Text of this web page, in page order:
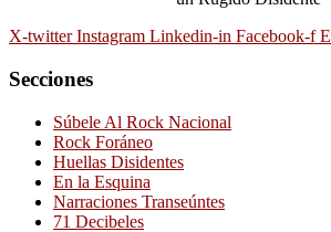
X-twitter Instagram Linkedin-in Facebook-f
Secciones
Súbele Al Rock Nacional
Rock Foráneo
Huellas Disidentes
En la Esquina
Narraciones Transeúntes
71 Decibeles